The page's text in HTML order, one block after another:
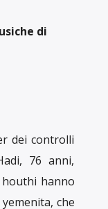
di
dei controlli
76 anni,
hanno
che